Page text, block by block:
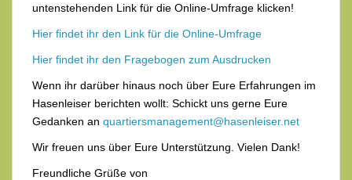
untenstehenden Link für die Online-Umfrage klicken!
Hier findet ihr den Link für die Online-Umfrage
Hier findet ihr den Fragebogen zum Ausdrucken
Wenn ihr darüber hinaus noch über Eure Erfahrungen im
Hasenleiser berichten wollt: Schickt uns gerne Eure
Gedanken an quartiersmanagement@hasenleiser.net
Wir freuen uns über Eure Unterstützung. Vielen Dank!
Freundliche Grüße von